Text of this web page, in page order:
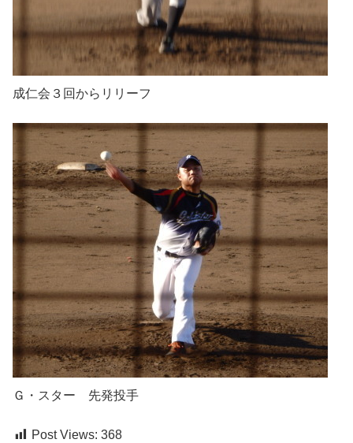
成仁会３回からリリーフ
Ｇ・スター 先発投手
Post Views: 368